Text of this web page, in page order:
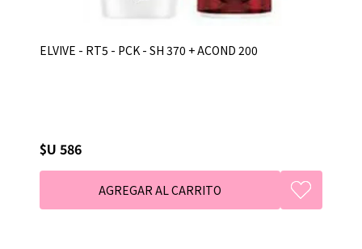
ELVIVE - RT5 - PCK - SH 370 + ACOND 200
$U 586